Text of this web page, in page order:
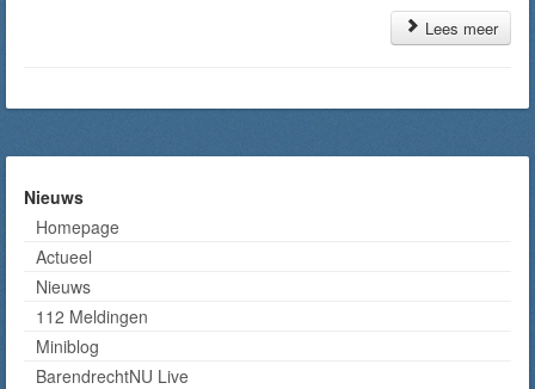
Lees meer
Nieuws
Homepage
Actueel
Nieuws
112 Meldingen
Miniblog
BarendrechtNU Live